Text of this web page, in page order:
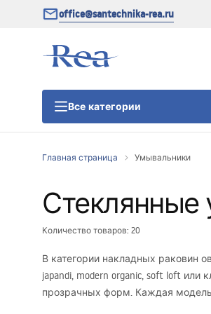
office@santechnika-rea.ru
Все категории
Душевые двери
Линейные трапы для душа
Главная страница Умывальники
Стеклянные
Количество товаров: 20
В категории накладных раковин
japandi, modern organic, soft loft
прозрачных форм. Каждая модель